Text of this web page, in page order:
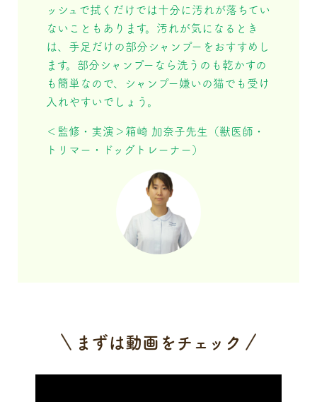
ッシュで拭くだけでは十分に汚れが落ちてい
ないこともあります。汚れが気になるとき
は、手足だけの部分シャンプーをおすすめし
ます。部分シャンプーなら洗うのも乾かすの
も簡単なので、シャンプー嫌いの猫でも受け
入れやすいでしょう。
＜監修・実演＞箱崎 加奈子先生（獣医師・
トリマー・ドッグトレーナー）
まずは動画をチェック